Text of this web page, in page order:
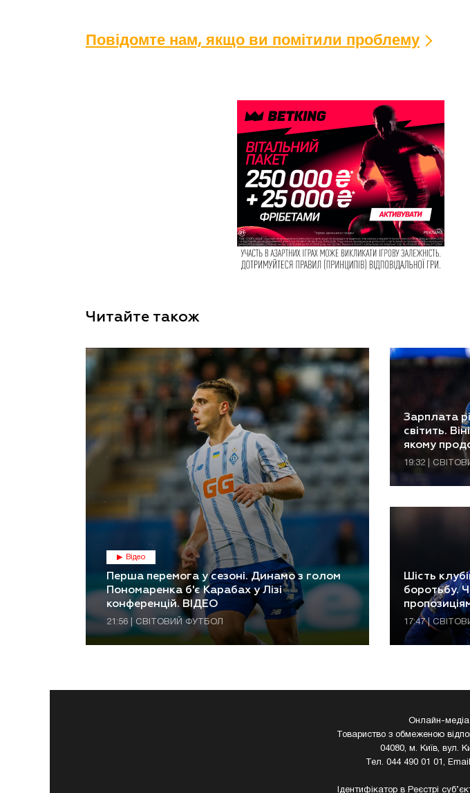
Повідомте нам, якщо ви помітили проблему
Читайте також
Відео
Перша перемога у сезоні. Динамо з голом
Пономаренка б'є Карабах у Лізі
конференцій. ВІДЕО
21:56 | СВІТОВИЙ ФУТБОЛ
Зарплата
світить.
якому
19:32 |
Шість
боротьбу.
17:47 |
Онлайн-
Товариство з обмеженою
04080, м. Київ, вул.
Тел. 044 490 01 01,
Ідентифікатор в Реєстрі